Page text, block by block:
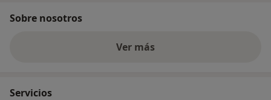
Sobre nosotros
Ver más
Servicios